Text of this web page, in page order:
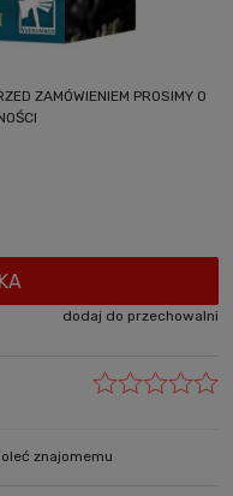
ZAMÓWIENIEM PROSIMY O
dodaj do przechowalni
znajomemu